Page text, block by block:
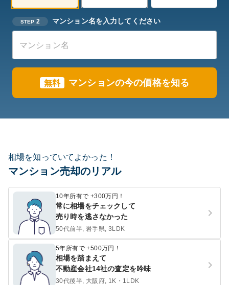
STEP 2 マンション名を入力してください
無料 マンションの今の価格を知る
相場を知っていてよかった！
マンション売却のリアル
10年所有で +300万円！
常に相場をチェックして
売り時を逃さなかった
50代前半, 岩手県, 3LDK
5年所有で +500万円！
相場を踏まえて
不動産会社14社の査定を吟味
30代後半, 大阪府, 1K・1LDK